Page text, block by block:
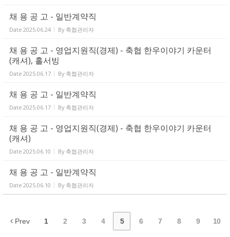
채 용 공 고 - 일반계약직
Date 2025.06.24 By 축협관리자
채 용 공 고 - 영업지원직(경제) - 축협 한우이야기 카운터
(캐셔), 홀서빙
Date 2025.06.17 By 축협관리자
채 용 공 고 - 일반계약직
Date 2025.06.17 By 축협관리자
채 용 공 고 - 영업지원직(경제) - 축협 한우이야기 카운터
(캐셔)
Date 2025.06.10 By 축협관리자
채 용 공 고 - 일반계약직
Date 2025.06.10 By 축협관리자
Prev 1 2 3 4 5 6 7 8 9 10